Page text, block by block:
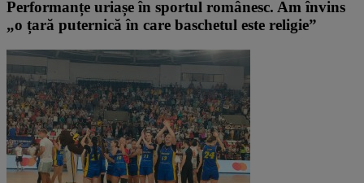
Performanțe uriașe în sportul românesc. Am învins
„o țară puternică în care baschetul este religie”